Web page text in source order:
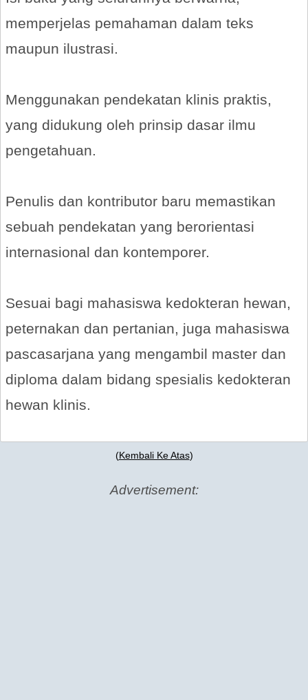
memperjelas pemahaman dalam teks
maupun ilustrasi.
Menggunakan pendekatan klinis praktis,
yang didukung oleh prinsip dasar ilmu
pengetahuan.
Penulis dan kontributor baru memastikan
sebuah pendekatan yang berorientasi
internasional dan kontemporer.
Sesuai bagi mahasiswa kedokteran hewan,
peternakan dan pertanian, juga mahasiswa
pascasarjana yang mengambil master dan
diploma dalam bidang spesialis kedokteran
hewan klinis.
(Kembali Ke Atas)
Advertisement: